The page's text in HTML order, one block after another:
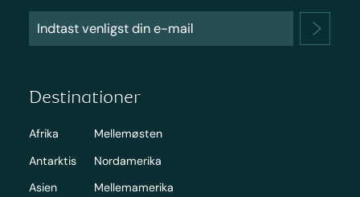
Destinationer
Afrika
Antarktis
Asien
Mellemøsten
Nordamerika
Mellemamerika